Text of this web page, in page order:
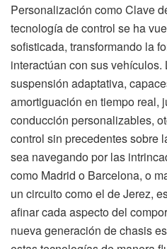
Personalización como Clave
tecnología de control se ha
sofisticada, transformando la
interactúan con sus vehículos.
suspensión adaptativa,
amortiguación en tiempo real,
conducción personalizables,
control sin precedentes sobre
sea navegando por las
como Madrid o Barcelona, o
un circuito como el de Jerez,
afinar cada aspecto del
nueva generación de chasis